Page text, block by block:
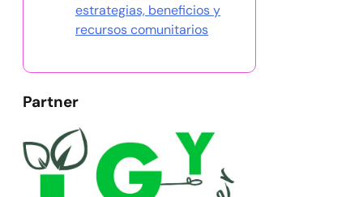
estrategias, beneficios y
recursos comunitarios
Partner